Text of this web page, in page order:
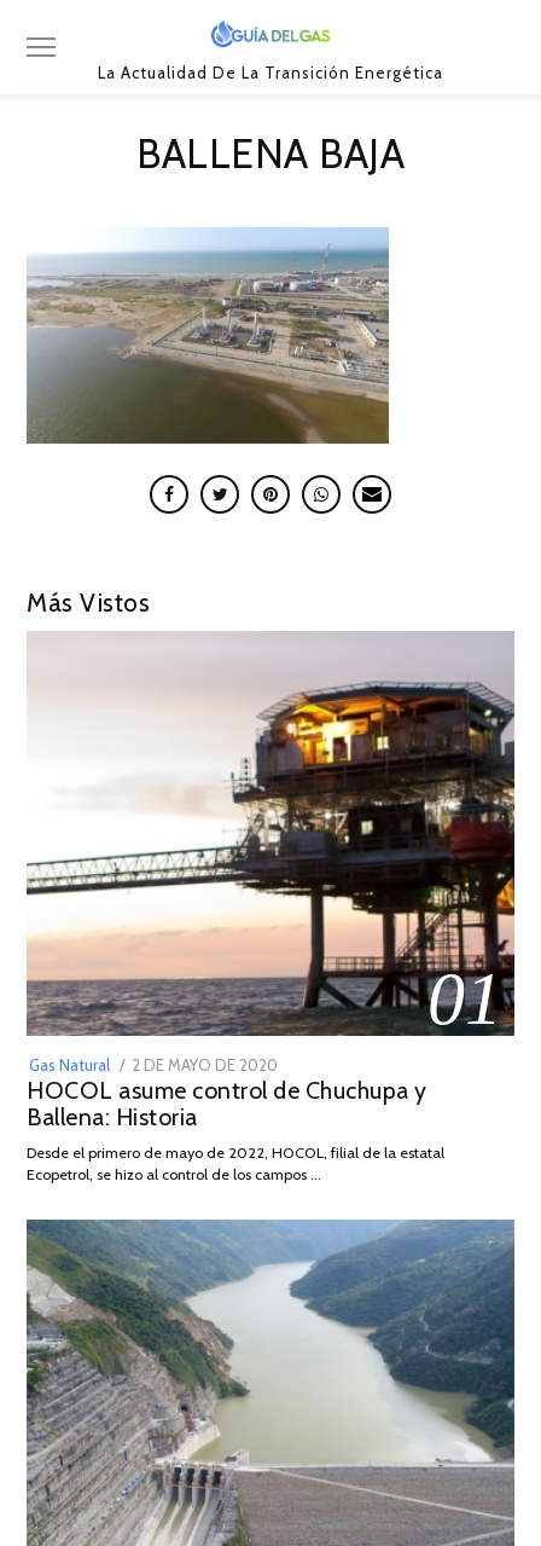
La Actualidad De La Transición Energética
BALLENA BAJA
Más Vistos
01
Gas Natural
POSTED
ON
2 DE MAYO DE 2020
DE
2026
HOCOL asume control de Chuchupa y
Ballena: Historia
Desde el primero de mayo de 2022, HOCOL, filial de la estatal
Ecopetrol, se hizo al control de los campos …